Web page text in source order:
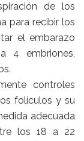
de los
para recibir los
el embarazo
4 embriones,
controles
folículos y su
adecuada
los 18 a 22